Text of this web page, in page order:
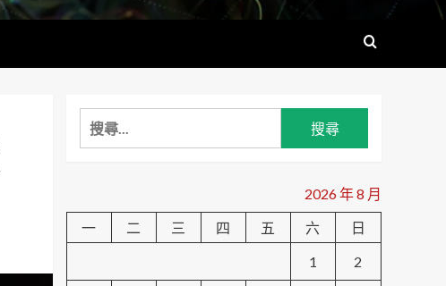
搜
尋
字:
2026 年 8 月
一
二 三 四 五 六
日
1
2